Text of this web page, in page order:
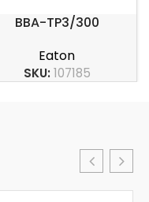
BBA-TP3/300
Eaton
SKU:107185